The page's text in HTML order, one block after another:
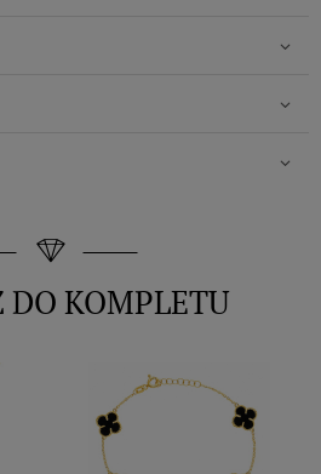
DO KOMPLETU